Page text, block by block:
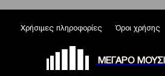
Χρήσιμες πληροφορίες Όροι χρήσης
ΜΕΓΑΡΟ